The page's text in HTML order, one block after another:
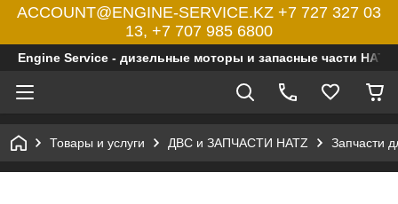
ACCOUNT@ENGINE-SERVICE.KZ +7 727 327 03
13, +7 707 985 6800
Engine Service - дизельные моторы и запасные части HATZ
Товары и услуги ДВС и ЗАПЧАСТИ HATZ Запчасти